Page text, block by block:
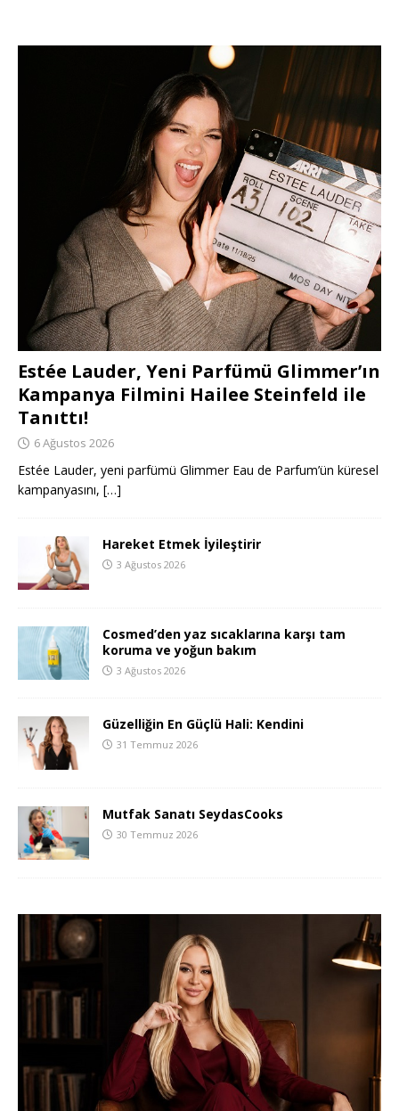
Estée Lauder, Yeni Parfümü Glimmer’ın
Kampanya Filmini Hailee Steinfeld ile
Tanıttı!
6 Ağustos 2026
Estée Lauder, yeni parfümü Glimmer Eau de Parfum’ün küresel
kampanyasını, […]
Hareket Etmek İyileştirir
3 Ağustos 2026
Cosmed’den yaz sıcaklarına karşı tam
koruma ve yoğun bakım
3 Ağustos 2026
Güzelliğin En Güçlü Hali: Kendini
31 Temmuz 2026
Mutfak Sanatı SeydasCooks
30 Temmuz 2026